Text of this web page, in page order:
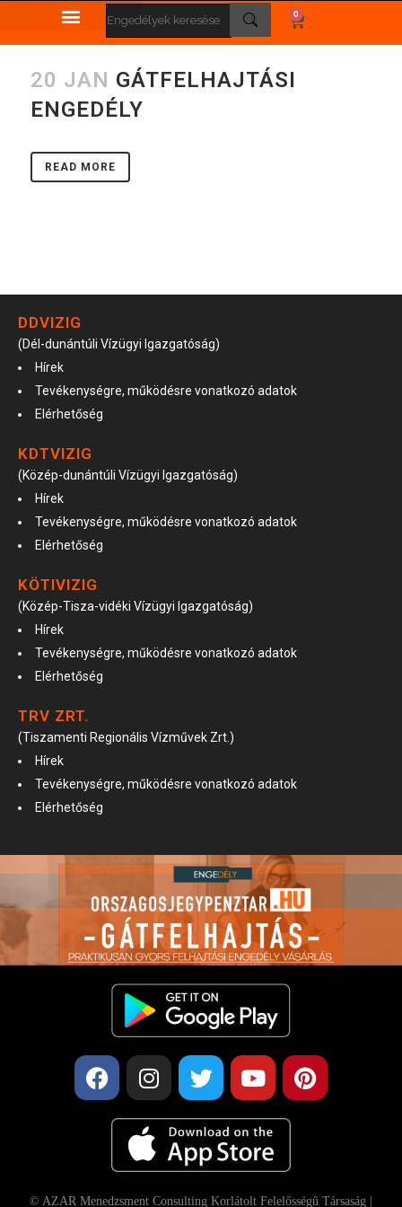
0
20 JAN GÁTFELHAJTÁSI
ENGEDÉLY
READ MORE
DDVIZIG
(Dél-dunántúli Vízügyi Igazgatóság)
Hírek
Tevékenységre, működésre vonatkozó adatok
Elérhetőség
KDTVIZIG
(Közép-dunántúli Vízügyi Igazgatóság)
Hírek
Tevékenységre, működésre vonatkozó adatok
Elérhetőség
KÖTIVIZIG
(Közép-Tisza-vidéki Vízügyi Igazgatóság)
Hírek
Tevékenységre, működésre vonatkozó adatok
Elérhetőség
TRV ZRT.
(Tiszamenti Regionális Vízművek Zrt.)
Hírek
Tevékenységre, működésre vonatkozó adatok
Elérhetőség
© AZAR Menedzsment Consulting Korlátolt Felelősségű Társaság |